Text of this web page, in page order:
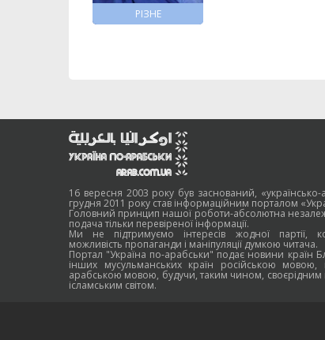
РІЗНЕ
16 вересня 2003 року був заснований,
грудня 2011 року став інформаційним порталом
Головний принцип нашої роботи-абсолютна
подача тільки перевіреної інформації.
Ми не підтримуємо інтересів жодної партії,
можливість пропаганди і маніпуляції думкою читача.
Портал "Україна по-арабськи" подає новини країн
інших мусульманських країн російською
арабською мовою, будучи, таким чином, своєрідним
ісламським світом.